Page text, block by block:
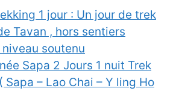
1 jour : Un jour de trek
Tavan , hors sentiers
soutenu
Sapa 2 Jours 1 nuit Trek
Sapa – Lao Chai – Y ling Ho